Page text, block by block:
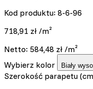
Kod produktu: 8-6-96
718,91 zł /m²
Netto: 584,48 zł /m²
Wybierz kolor
Biały
Szerokość parapetu